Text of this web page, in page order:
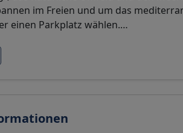
im Freien und um das
einen Parkplatz wählen.…